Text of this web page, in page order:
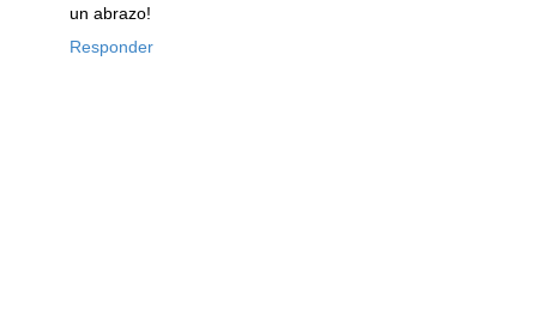
un abrazo!
Responder